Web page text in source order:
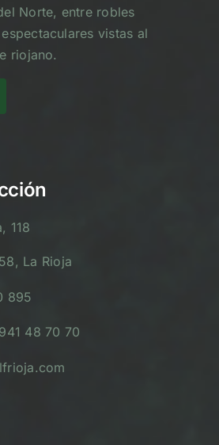
Norte, entre robles
vistas al
riojano.
118
La Rioja
895
48 70 70